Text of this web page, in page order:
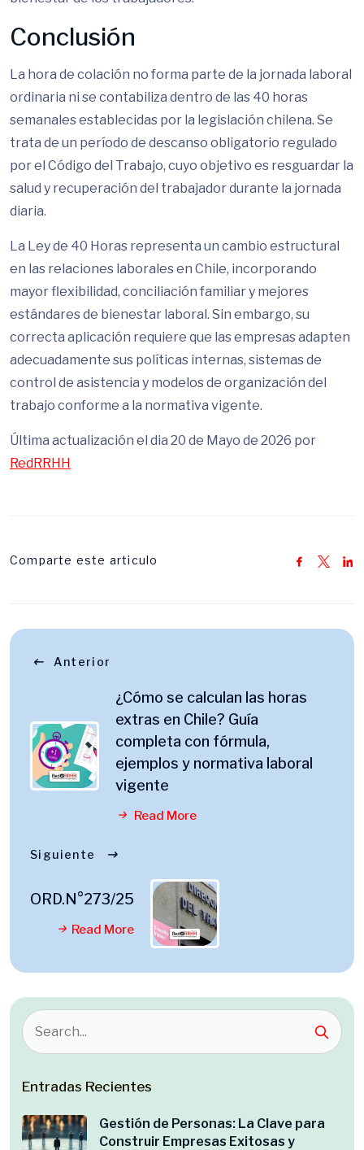
Conclusión
La hora de colación no forma parte de la jornada laboral
ordinaria ni se contabiliza dentro de las 40 horas
semanales establecidas por la legislación chilena. Se
trata de un período de descanso obligatorio regulado
por el Código del Trabajo, cuyo objetivo es resguardar la
salud y recuperación del trabajador durante la jornada
diaria.
La Ley de 40 Horas representa un cambio estructural
en las relaciones laborales en Chile, incorporando
mayor flexibilidad, conciliación familiar y mejores
estándares de bienestar laboral. Sin embargo, su
correcta aplicación requiere que las empresas adapten
adecuadamente sus políticas internas, sistemas de
control de asistencia y modelos de organización del
trabajo conforme a la normativa vigente.
Última actualización el dia 20 de Mayo de 2026 por
RedRRHH
Comparte este articulo
Anterior
¿Cómo se calculan las horas
extras en Chile? Guía
completa con fórmula,
ejemplos y normativa laboral
vigente
Read More
Siguiente
ORD.N°273/25
Read More
Entradas Recientes
Gestión de Personas: La Clave para
Construir Empresas Exitosas y